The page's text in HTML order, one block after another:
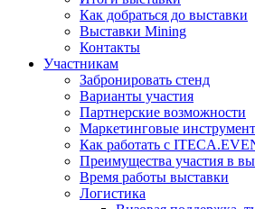
Как добраться до выставки
Выставки Mining
Контакты
Участникам
Забронировать стенд
Варианты участия
Партнерские возможности
Маркетинговые
Как работать с
Преимущества участия в
Время работы выставки
Логистика